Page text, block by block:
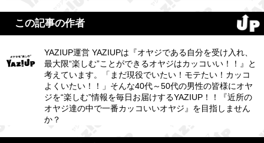
この記事の作者
YAZIUP運営 YAZIUPは『オヤジである自分を受け入れ、
最大限“楽しむ”ことができるオヤジはカッコいい！！』と
考えています。「まだ現役でいたい！モテたい！カッコ
よくいたい！！」そんな40代～50代の男性の皆様にオヤ
ジを“楽しむ”情報を毎日お届けするYAZIUP！！『近所の
オヤジ達の中で一番カッコいいオヤジ』を目指しません
か？